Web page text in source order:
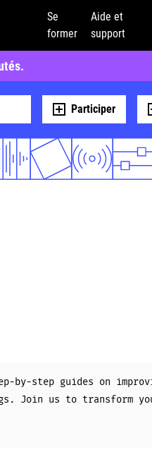
Se
former
Aide et
support
Participer
by-step guides on
Join us to transform